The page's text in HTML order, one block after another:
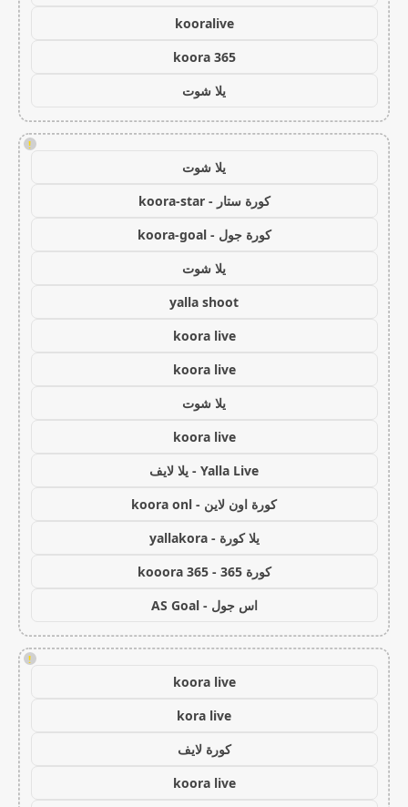
kooralive
koora 365
يلا شوت
!
يلا شوت
كورة ستار - koora-star
كورة جول - koora-goal
يلا شوت
yalla shoot
koora live
koora live
يلا شوت
koora live
Yalla Live - يلا لايف
كورة اون لاين - koora onl
يلا كورة - yallakora
كورة 365 - kooora 365
اس جول - AS Goal
!
koora live
kora live
كورة لايف
koora live